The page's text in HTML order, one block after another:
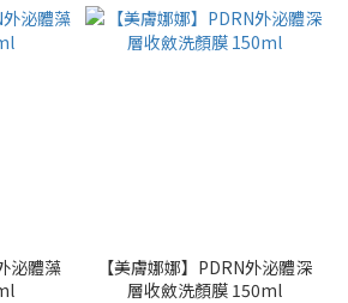
泌體藻
【美膚娜娜】PDRN外泌體深
層收斂洗顏膜 150ml